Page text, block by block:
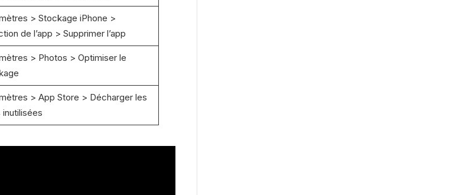
> Stockage iPhone >
de l’app > Supprimer l’app
> Photos > Optimiser le
> App Store > Décharger les
inutilisées